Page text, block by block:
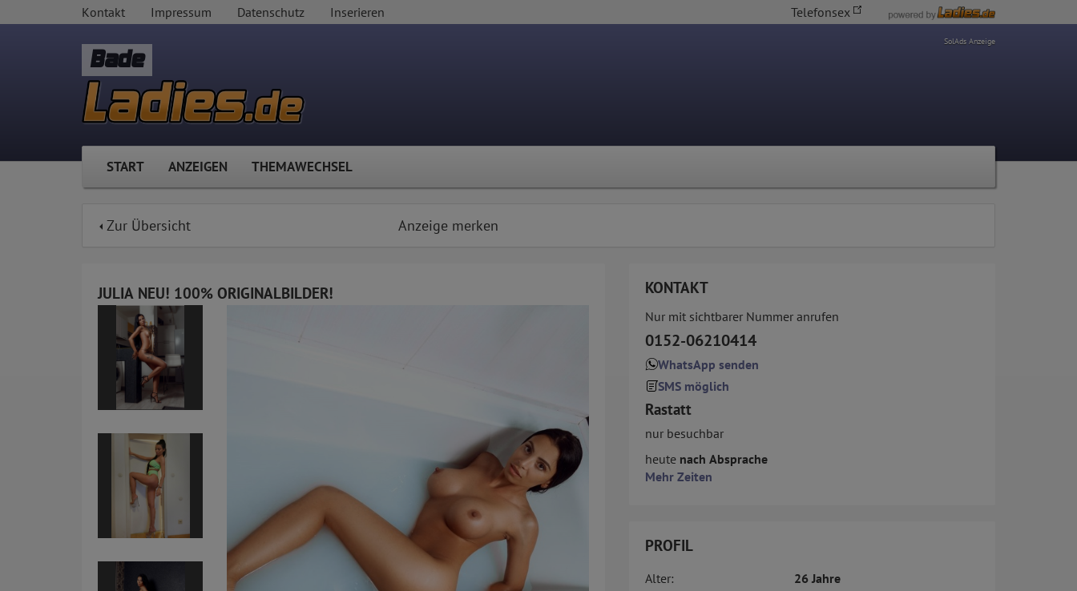
Kontakt Impressum Datenschutz Inserieren Telefonsex
Bade
SolAds Anzeige
START ANZEIGEN THEMAWECHSEL
Zur Übersicht Anzeige merken
JULIA NEU! 100% ORIGINALBILDER! KONTAKT
Nur mit sichtbarer Nummer anrufen
0152-06210414
WhatsApp senden
SMS möglich
Rastatt
nur besuchbar
heute nach Absprache
Mehr Zeiten
PROFIL
Alter:
26 Jahre